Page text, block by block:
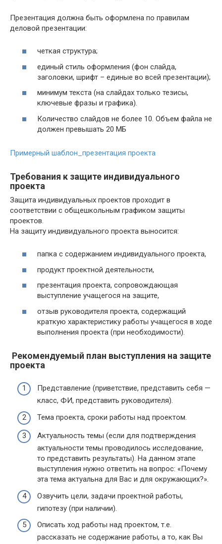
Презентация должна быть оформлена по правилам
деловой презентации:
четкая структура;
единый стиль оформления (фон слайда,
заголовки, шрифт – единые во всей презентации);
минимум текста (на слайдах только тезисы,
ключевые фразы и графика).
Количество слайдов не более 10. Объем файла не
должен превышать 20 МБ
Примерный шаблон_презентация проекта
Требования к защите индивидуального
проекта
Защита индивидуальных проектов проходит в
соответствии с общешкольным графиком защиты
проектов.
На защиту индивидуального проекта выносится:
папка с содержанием индивидуального проекта,
продукт проектной деятельности,
презентация проекта, сопровождающая
выступление учащегося на защите,
отзыв руководителя проекта, содержащий
краткую характеристику работы учащегося в ходе
выполнения проекта (при необходимости).
Рекомендуемый план выступления на защите
проекта
Представление (приветствие, представить себя —
класс, ФИ, представить руководителя).
Тема проекта, сроки работы над проектом.
Актуальность темы (если для подтверждения
актуальности темы проводилось исследование,
то представить результаты). На данном этапе
выступления нужно ответить на вопрос: «Почему
эта тема актуальна для Вас и для окружающих?».
Озвучить цели, задачи проектной работы,
гипотезу (при наличии).
Описать ход работы над проектом, т.е.
рассказать не содержание работы, а то, как Вы